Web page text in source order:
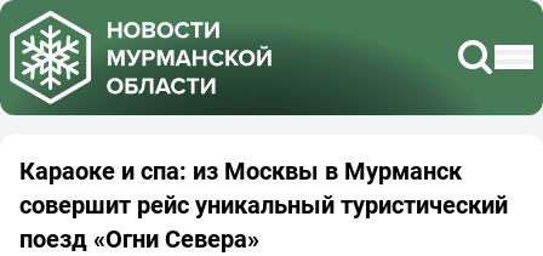
Караоке и спа: из Москвы в Мурманск
совершит рейс уникальный туристический
поезд «Огни Севера»